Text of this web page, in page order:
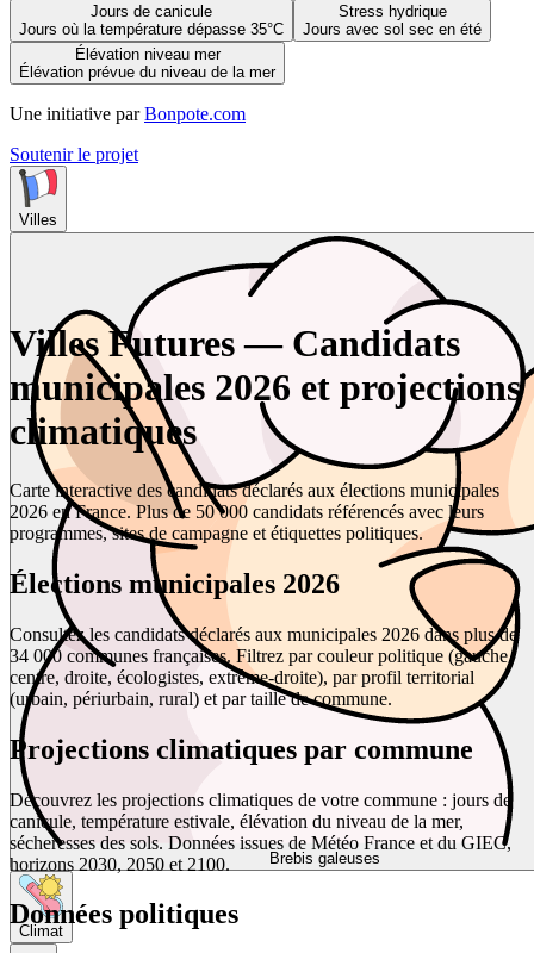
Jours de canicule
Jours où la température dépasse 35°C
Stress hydrique
Jours avec sol sec en été
Élévation niveau mer
Élévation prévue du niveau de la mer
Une initiative par Bonpote.com
Soutenir le projet
Villes
Brebis galeuses
Climat
Villes Futures — Candidats
municipales 2026 et projections
climatiques
Carte interactive des candidats déclarés aux élections municipales
2026 en France. Plus de 50 000 candidats référencés avec leurs
programmes, sites de campagne et étiquettes politiques.
Élections municipales 2026
Consultez les candidats déclarés aux municipales 2026 dans plus de
34 000 communes françaises. Filtrez par couleur politique (gauche,
centre, droite, écologistes, extrême-droite), par profil territorial
(urbain, périurbain, rural) et par taille de commune.
Projections climatiques par commune
Découvrez les projections climatiques de votre commune : jours de
canicule, température estivale, élévation du niveau de la mer,
sécheresses des sols. Données issues de Météo France et du GIEC,
horizons 2030, 2050 et 2100.
Données politiques